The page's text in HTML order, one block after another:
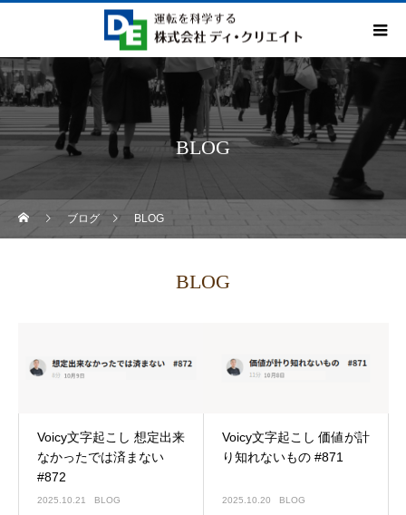
BLOG
ブログ BLOG
BLOG
Voicy文字起こし 想定出来
なかったでは済まない
#872
2025.10.21 BLOG
Voicy文字起こし 価値が計
り知れないもの #871
2025.10.20 BLOG